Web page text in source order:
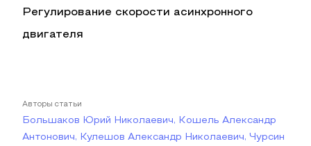
Регулирование скорости асинхронного
двигателя
Авторы статьи
Большаков Юрий Николаевич, Кошель Александр
Антонович, Кулешов Александр Николаевич, Чурсин